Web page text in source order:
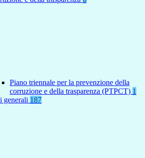
Piano triennale per la prevenzione della
corruzione e della trasparenza (PTPCT) 1
generali 187